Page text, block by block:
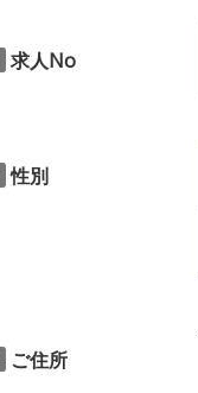
求人No
性別
ご住所